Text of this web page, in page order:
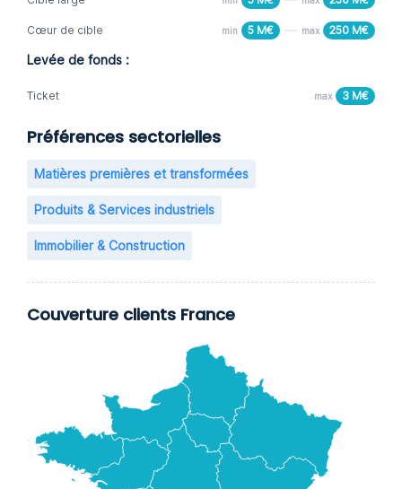
Cœur de cible min 5 M€ max 250 M€
Levée de fonds :
Ticket max 3 M€
Préférences sectorielles
Matières premières et transformées
Produits & Services industriels
Immobilier & Construction
Couverture clients France